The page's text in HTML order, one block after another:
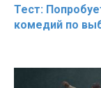
Тест:
комедий по